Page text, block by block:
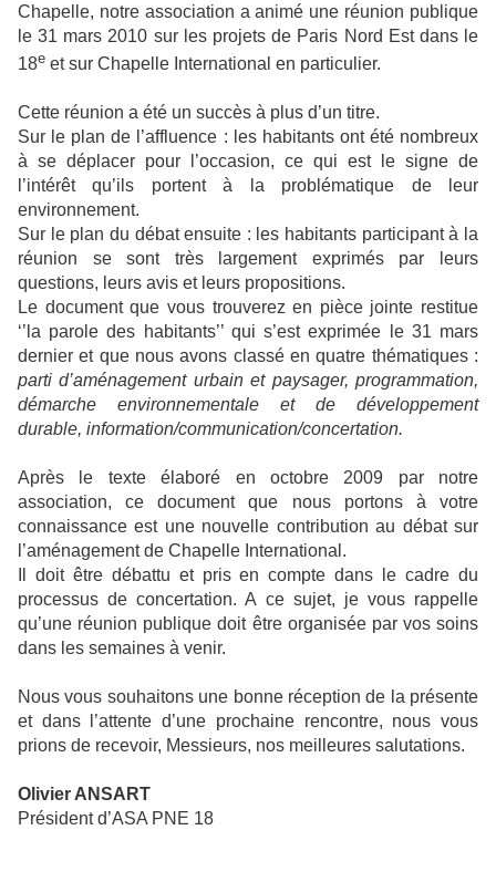
Chapelle, notre association a animé une réunion publique
le 31 mars 2010 sur les projets de Paris Nord Est dans le
18e et sur Chapelle International en particulier.
Cette réunion a été un succès à plus d’un titre.
Sur le plan de l’affluence : les habitants ont été nombreux
à se déplacer pour l’occasion, ce qui est le signe de
l’intérêt qu’ils portent à la problématique de leur
environnement.
Sur le plan du débat ensuite : les habitants participant à la
réunion se sont très largement exprimés par leurs
questions, leurs avis et leurs propositions.
Le document que vous trouverez en pièce jointe restitue
‘’la parole des habitants’’ qui s’est exprimée le 31 mars
dernier et que nous avons classé en quatre thématiques :
parti d’aménagement urbain et paysager, programmation,
démarche environnementale et de développement
durable, information/communication/concertation.
Après le texte élaboré en octobre 2009 par notre
association, ce document que nous portons à votre
connaissance est une nouvelle contribution au débat sur
l’aménagement de Chapelle International.
Il doit être débattu et pris en compte dans le cadre du
processus de concertation. A ce sujet, je vous rappelle
qu’une réunion publique doit être organisée par vos soins
dans les semaines à venir.
Nous vous souhaitons une bonne réception de la présente
et dans l’attente d’une prochaine rencontre, nous vous
prions de recevoir, Messieurs, nos meilleures salutations.
Olivier ANSART
Président d’ASA PNE 18